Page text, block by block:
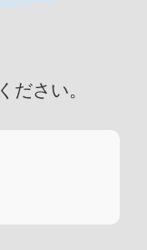
ださい。